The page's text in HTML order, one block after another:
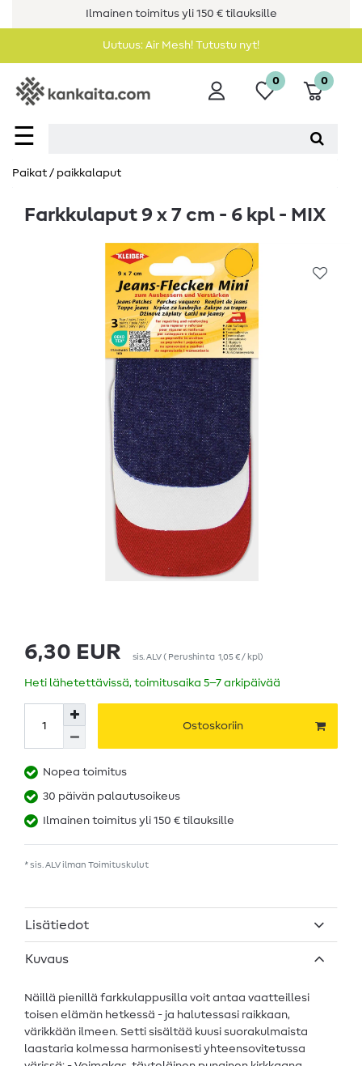
Ilmainen toimitus yli 150 € tilauksille
Uutuus: Air Mesh! Tutustu nyt!
☰
0 0
Paikat / paikkalaput
Farkkulaput 9 x 7 cm - 6 kpl - MIX
6,30 EUR sis. ALV( Perushinta 1,05 € / kpl)
Heti lähetettävissä, toimitusaika 5–7 arkipäivää
Ostoskoriin
Nopea toimitus
30 päivän palautusoikeus
Ilmainen toimitus yli 150 € tilauksille
* sis. ALV ilman Toimituskulut
Lisätiedot
Kuvaus
Näillä pienillä farkkulappusilla voit antaa vaatteillesi
toisen elämän hetkessä - ja halutessasi raikkaan,
värikkään ilmeen. Setti sisältää kuusi suorakulmaista
laastaria kolmessa harmonisesti yhteensovitetussa